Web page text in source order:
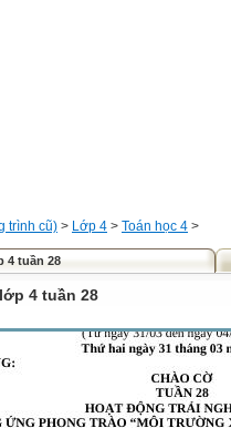
trình cũ) > Lớp 4 > Toán học 4 >
4 tuần 28
4 tuần 28